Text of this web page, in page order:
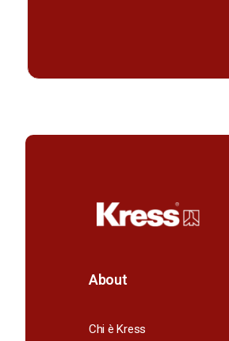
About
Chi è Kress